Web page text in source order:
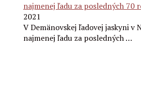
najmenej ľadu za posledných 70
2021
V Demänovskej ľadovej jaskyni v
najmenej ľadu za posledných …